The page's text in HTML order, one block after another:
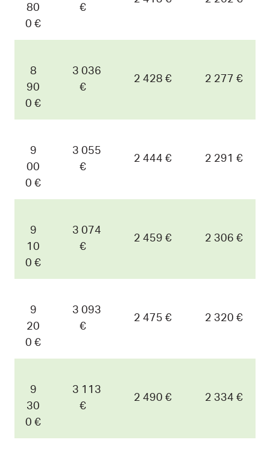
80
0 €
€
8
90
0 €
3 036
€
2 428 € 2 277 €
9
00
0 €
3 055
€
2 444 € 2 291 €
9
10
0 €
3 074
€
2 459 € 2 306 €
9
20
0 €
3 093
€
2 475 € 2 320 €
9
30
0 €
3 113
€
2 490 € 2 334 €